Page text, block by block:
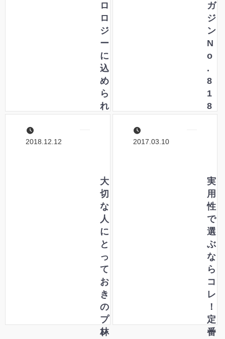
ロ
ロ
ジ
ー
に
込
め
ら
れ
の
想
い
～
加
賀
蒔
絵
職
人
・
小
林
ガ
ジ
ン
N
o
.
8
1
8
ト
多
機
能
ペ
ン
ア
ス
ト
ロ
ロ
ジ
ー
2018.12.12
大
切
な
人
に
と
っ
て
お
き
の
プ
レ
2017.03.10
実
用
性
で
選
ぶ
な
ら
コ
レ
！
定
番